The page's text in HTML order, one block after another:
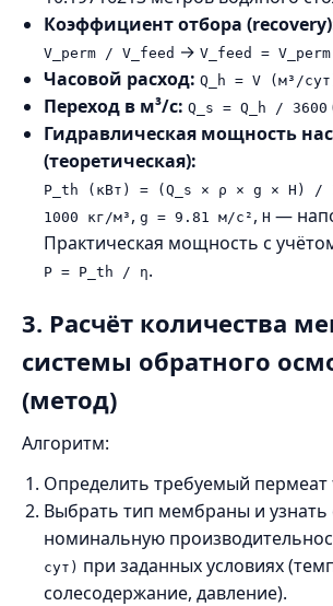
Коэффициент отбора
V_perm / V_feed → V_feed =
Часовой расход: Q_h = V (м³/
Переход в м³/с: Q_s = Q_h / 3600
Гидравлическая мощность
(теоретическая):
P_th (кВт) = (Q_s × ρ × g × H) /
1000 кг/м³ , g = 9.81 м/с² , H —
Практическая мощность с
P = P_th / η.
3. Расчёт количества
системы обратного
(метод)
Алгоритм:
Определить требуемый пермеат
Выбрать тип мембраны и узнать
номинальную
сут) при заданных условиях
солесодержание, давление).